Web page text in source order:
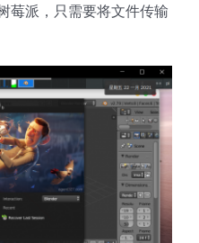
莓派，只需要将文件传输